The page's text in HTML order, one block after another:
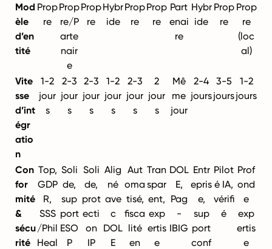
Mod
èle
d’en
tité
Prop
re
Prop
re/P
arte
nair
e
Prop
re
Hybr
ide
Prop
re
Prop
re
Part
enai
re
Hybr
ide
Prop
re
Prop
re
(loc
al)
Vite
sse
d’int
égr
atio
n
1-2
jour
s
2-3
jour
s
2-3
jour
s
1-2
jour
s
2-3
jour
s
2
jour
s
Mê
me
jour
2-4
jours
3-5
jours
1-2
jours
Con
for
mité
&
sécu
rité
Top,
GDP
R,
SSS
/Phil
Heal
Soli
de,
sup
port
ESO
P
Soli
de,
prot
ecti
on
IP
Alig
né
ave
c
DOL
E
Aut
oma
tisé,
fisca
lité
en
Tran
spar
ent,
exp
ertis
e
DOL
E,
Pag
-
IBIG
Entr
epris
e,
sup
port
conf
Pilot
é IA,
vérifi
é
Prof
ond
e
exp
ertis
e